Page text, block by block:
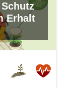
n
s
t
e
Erhalt